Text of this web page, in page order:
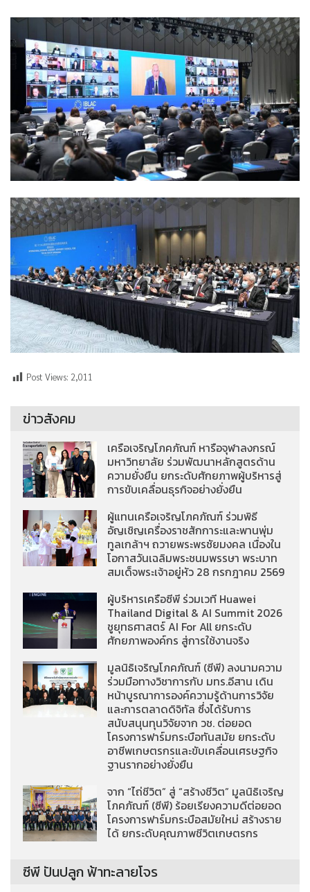
Post Views: 2,011
ข่าวสังคม
เครือเจริญโภคภัณฑ์ หารือจุฬาลงกรณ์
มหาวิทยาลัย ร่วมพัฒนาหลักสูตรด้าน
ความยั่งยืน ยกระดับศักยภาพผู้บริหารสู่
การขับเคลื่อนธุรกิจอย่างยั่งยืน
ผู้แทนเครือเจริญโภคภัณฑ์ ร่วมพิธี
อัญเชิญเครื่องราชสักการะและพานพุ่ม
ทูลเกล้าฯ ถวายพระพรชัยมงคล เนื่องใน
โอกาสวันเฉลิมพระชนมพรรษา พระบาท
สมเด็จพระเจ้าอยู่หัว 28 กรกฎาคม 2569
ผู้บริหารเครือซีพี ร่วมเวที Huawei
Thailand Digital & AI Summit 2026
ชูยุทธศาสตร์ AI For All ยกระดับ
ศักยภาพองค์กร สู่การใช้งานจริง
มูลนิธิเจริญโภคภัณฑ์ (ซีพี) ลงนามความ
ร่วมมือทางวิชาการกับ มทร.อีสาน เดิน
หน้าบูรณาการองค์ความรู้ด้านการวิจัย
และการตลาดดิจิทัล ซึ่งได้รับการ
สนับสนุนทุนวิจัยจาก วช. ต่อยอด
โครงการฟาร์มกระบือทันสมัย ยกระดับ
อาชีพเกษตรกรและขับเคลื่อนเศรษฐกิจ
ฐานรากอย่างยั่งยืน
จาก “ไถ่ชีวิต” สู่ “สร้างชีวิต” มูลนิธิเจริญ
โภคภัณฑ์ (ซีพี) ร้อยเรียงความดีต่อยอด
โครงการฟาร์มกระบือสมัยใหม่ สร้างราย
ได้ ยกระดับคุณภาพชีวิตเกษตรกร
ซีพี ปันปลูก ฟ้าทะลายโจร